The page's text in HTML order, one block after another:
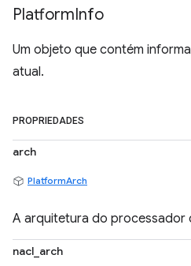
PlatformInfo
Um objeto que contém
atual.
PROPRIEDADES
arch
PlatformArch
A arquitetura do processador
nacl_arch